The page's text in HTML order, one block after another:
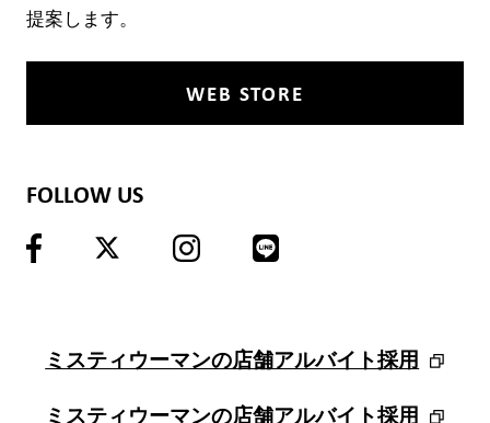
提案します。
WEB STORE
FOLLOW US
ミスティウーマンの店舗アルバイト採用
ミスティウーマンの店舗アルバイト採用